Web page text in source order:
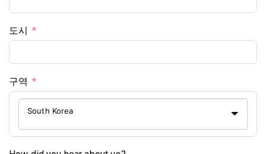
도시
구역
South Korea